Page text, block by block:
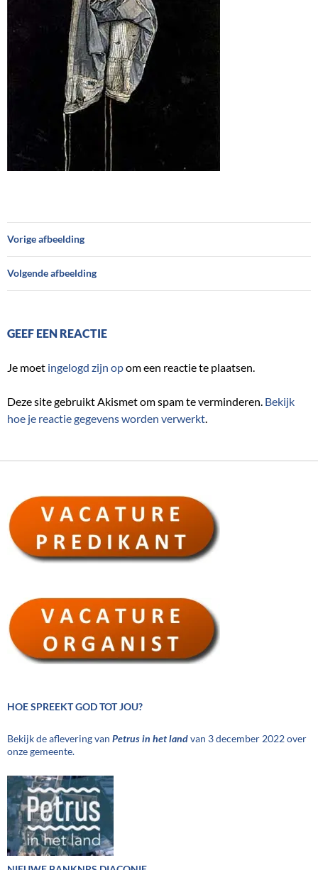
Vorige afbeelding
Volgende afbeelding
GEEF EEN REACTIE
Je moet ingelogd zijn opom een reactie te plaatsen.
Deze site gebruikt Akismet om spam te verminderen. Bekijk
hoe je reactie gegevens worden verwerkt.
HOE SPREEKT GOD TOT JOU?
Bekijk de aflevering van Petrus in het landvan 3 december 2022 over
onze gemeente.